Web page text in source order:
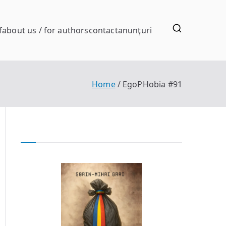
about us / for authorscontactanunţuri
Home EgoPHobia #91